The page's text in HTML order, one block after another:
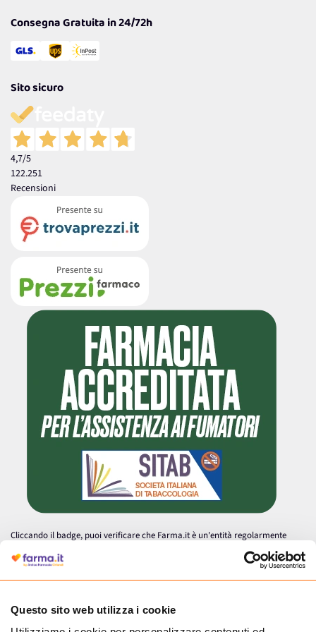
Questo sito web utilizza i cookie
Consegna Gratuita in 24/72h
Sito sicuro
4,7/5
122.251
Recensioni
Cliccando il badge, puoi verificare che Farma.it è un'entità regolarmente
autorizzata dal Ministero della Salute a effettuare la vendita online di
medicinali.